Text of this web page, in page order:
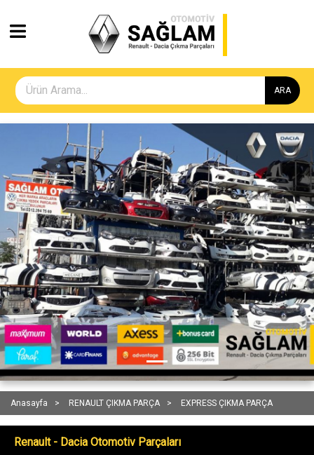
ARA
Geri İleri
Anasayfa RENAULT ÇIKMA PARÇA EXPRESS ÇIKMA PARÇA
Renault - Dacia Otomotiv Parçaları